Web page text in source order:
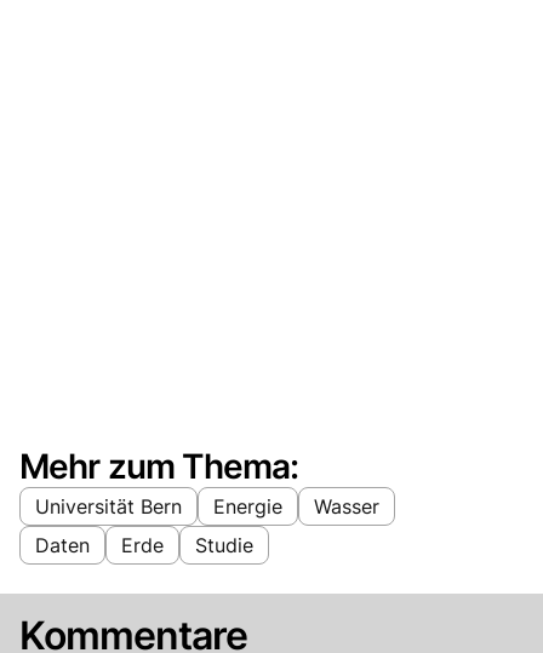
Mehr zum Thema:
Universität Bern Energie
Wasser
Daten
Erde Studie
Kommentare